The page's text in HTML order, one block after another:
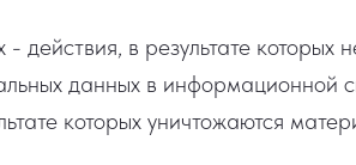
действия, в результате которых
данных в информационной
которых уничтожаются